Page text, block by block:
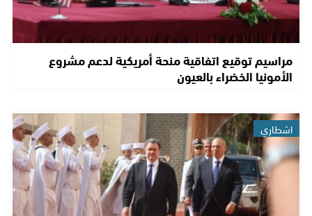
مراسيم توقيع اتفاقية منحة أمريكية لدعم مشروع
الأمونيا الخضراء بالعيون
اشطاري